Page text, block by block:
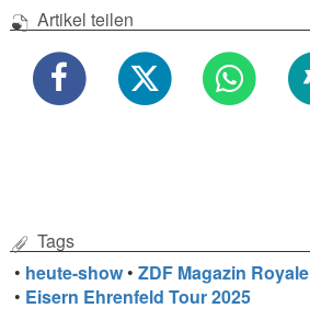
Artikel teilen
Tags
• heute-show •ZDF Magazin Royale
• Eisern Ehrenfeld Tour 2025